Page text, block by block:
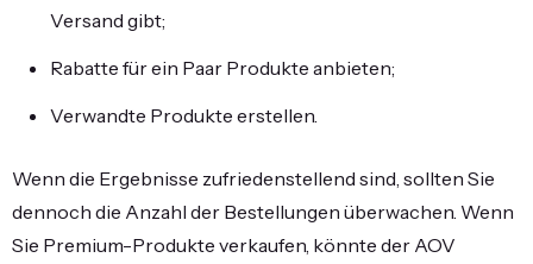
Versand gibt;
Rabatte für ein Paar Produkte anbieten;
Verwandte Produkte erstellen.
Wenn die Ergebnisse zufriedenstellend sind, sollten Sie
dennoch die Anzahl der Bestellungen überwachen. Wenn
Sie Premium-Produkte verkaufen, könnte der AOV